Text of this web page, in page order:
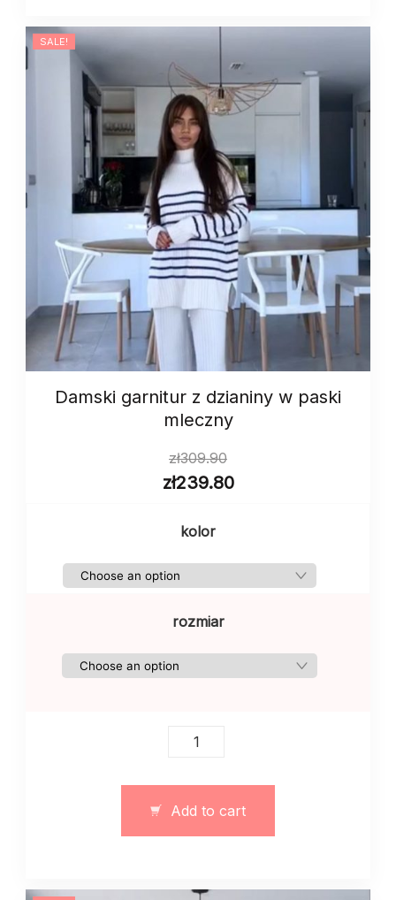
SALE!
Damski garnitur z dzianiny w paski
mleczny
zł309.90
zł239.80
kolor
rozmiar
Damski
w
paski
Add to cart